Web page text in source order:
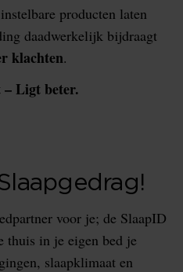
producten laten
daadwerkelijk bijdraagt
klachten.
– Ligt beter.
voor je; de SlaapID
thuis in je eigen bed je
slaapklimaat en